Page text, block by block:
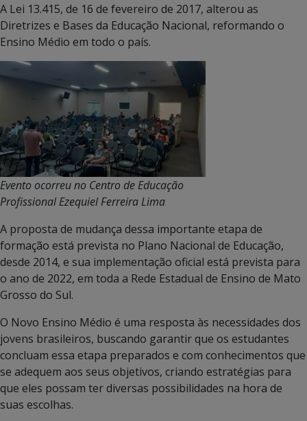
A Lei 13.415, de 16 de fevereiro de 2017, alterou as
Diretrizes e Bases da Educação Nacional, reformando o
Ensino Médio em todo o país.
Evento ocorreu no Centro de Educação
Profissional Ezequiel Ferreira Lima
A proposta de mudança dessa importante etapa de
formação está prevista no Plano Nacional de Educação,
desde 2014, e sua implementação oficial está prevista para
o ano de 2022, em toda a Rede Estadual de Ensino de Mato
Grosso do Sul.
O Novo Ensino Médio é uma resposta às necessidades dos
jovens brasileiros, buscando garantir que os estudantes
concluam essa etapa preparados e com conhecimentos que
se adequem aos seus objetivos, criando estratégias para
que eles possam ter diversas possibilidades na hora de
suas escolhas.